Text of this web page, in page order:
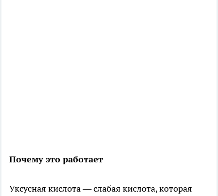
Почему это работает
Уксусная кислота — слабая кислота, которая